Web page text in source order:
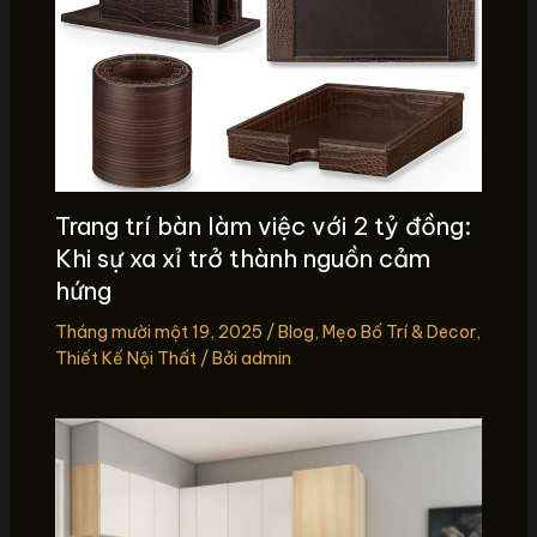
Trang trí bàn làm việc với 2 tỷ đồng:
Khi sự xa xỉ trở thành nguồn cảm
hứng
Tháng mười một 19, 2025 /Blog, Mẹo Bố Trí & Decor,
Thiết Kế Nội Thất/ Bởi admin